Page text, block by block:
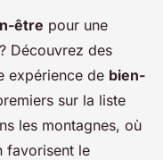
être pour une
Découvrez des
expérience de bien-
sur la liste
les montagnes, où
favorisent le